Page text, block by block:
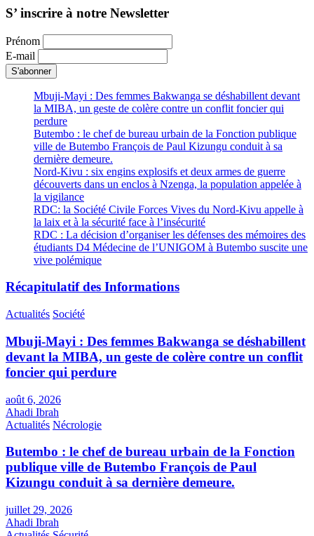
S’ inscrire à notre Newsletter
Prénom
E-mail
Mbuji-Mayi : Des femmes Bakwanga se déshabillent devant
la MIBA, un geste de colère contre un conflit foncier qui
perdure
Butembo : le chef de bureau urbain de la Fonction publique
ville de Butembo François de Paul Kizungu conduit à sa
dernière demeure.
Nord-Kivu : six engins explosifs et deux armes de guerre
découverts dans un enclos à Nzenga, la population appelée à
la vigilance
RDC: la Société Civile Forces Vives du Nord-Kivu appelle à
la laix et à la sécurité face à l’insécurité
RDC : La décision d’organiser les défenses des mémoires des
étudiants D4 Médecine de l’UNIGOM à Butembo suscite une
vive polémique
Récapitulatif des Informations
Actualités Société
Mbuji-Mayi : Des femmes Bakwanga se déshabillent
devant la MIBA, un geste de colère contre un conflit
foncier qui perdure
août 6, 2026
Ahadi Ibrah
Actualités Nécrologie
Butembo : le chef de bureau urbain de la Fonction
publique ville de Butembo François de Paul
Kizungu conduit à sa dernière demeure.
juillet 29, 2026
Ahadi Ibrah